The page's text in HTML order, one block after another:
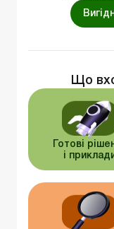
Що
Готові
і приклади